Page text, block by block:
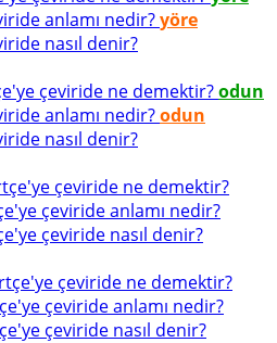
anlamı nedir?yöre
nasıl denir?
çeviride ne demektir?odun
anlamı nedir?odun
nasıl denir?
çeviride ne demektir?
çeviride anlamı nedir?
çeviride nasıl denir?
çeviride ne demektir?
çeviride anlamı nedir?
çeviride nasıl denir?